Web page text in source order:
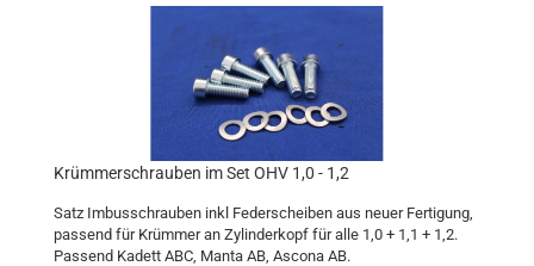
Krümmerschrauben im Set OHV 1,0 - 1,2
Satz Imbusschrauben inkl Federscheiben aus neuer Fertigung,
passend für Krümmer an Zylinderkopf für alle 1,0 + 1,1 + 1,2.
Passend Kadett ABC, Manta AB, Ascona AB.